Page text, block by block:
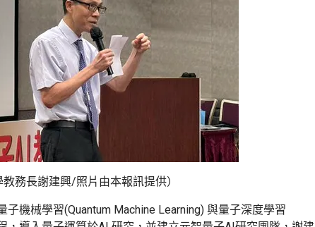
教務長謝建興/照片由本報訊提供）
機械學習(Quantum Machine Learning) 與量子深度學習